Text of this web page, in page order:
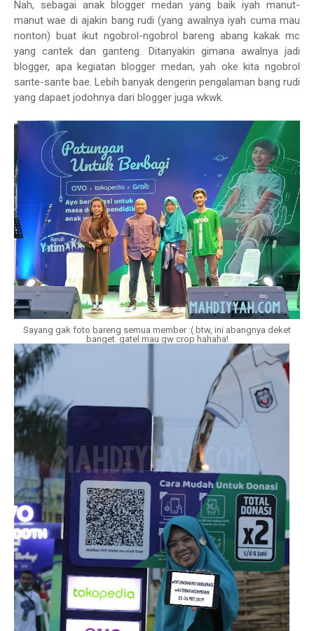
Nah, sebagai anak blogger medan yang baik iyah manut-
manut wae di ajakin bang rudi (yang awalnya iyah cuma mau
nonton) buat ikut ngobrol-ngobrol bareng abang kakak mc
yang cantek dan ganteng. Ditanyakin gimana awalnya jadi
blogger, apa kegiatan blogger medan, yah oke kita ngobrol
sante-sante bae. Lebih banyak dengerin pengalaman bang rudi
yang dapaet jodohnya dari blogger juga wkwk.
Sayang gak foto bareng semua member :( btw, ini abangnya deket
banget. gatel mau gw crop hahaha!